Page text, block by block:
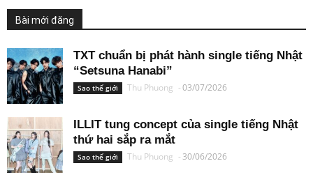
Hồ sơ nhóm nhạc Hearts2Hearts –
Hearts2Hearts
Sao thế giới
Bài mới đăng
TXT chuẩn bị phát hành single tiếng Nhật